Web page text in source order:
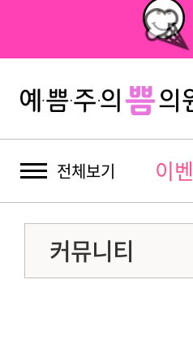
전체보기 이
커뮤니티